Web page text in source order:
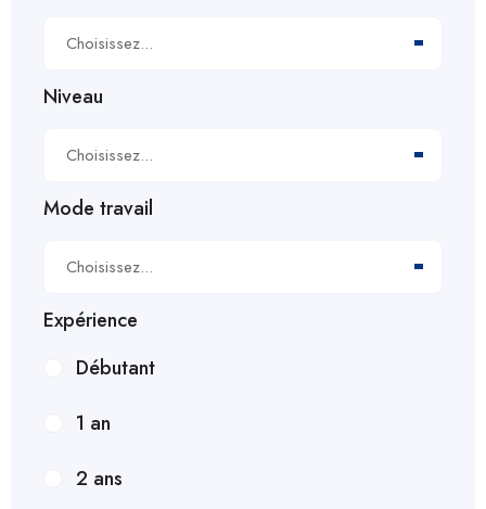
Choisissez...
Niveau
Choisissez...
Mode travail
Choisissez...
Expérience
Débutant
1 an
2 ans